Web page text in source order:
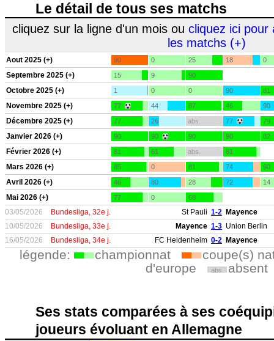
Le détail de tous ses matchs
cliquez sur la ligne d'un mois ou cliquez ici pour
les matchs (+)
Aout 2025 (+) 90 0 25 18 0
Septembre 2025 (+) 15 9 90
Octobre 2025 (+) 1 0 0 90 81
Novembre 2025 (+) 77 44 87 46 90
Décembre 2025 (+) 77 26 abs. 77 79
Janvier 2026 (+) 90 90 90 90 82
Février 2026 (+) 81 61 abs. 81
Mars 2026 (+) 85 0 81 74 90
Avril 2026 (+) 46 80 28 72 14
Mai 2026 (+) 77 0 68
03/05/2026 Bundesliga, 32e j. St Pauli 1-2 Mayence
10/05/2026
Bundesliga, 33e j. Mayence 1-3 Union Berlin
16/05/2026
Bundesliga, 34e j. FC Heidenheim 0-2 Mayence
légende: championnat
coupe(s)
d'europe
abs. absent
Ses stats comparées à ses
joueurs évoluant en Allemagne